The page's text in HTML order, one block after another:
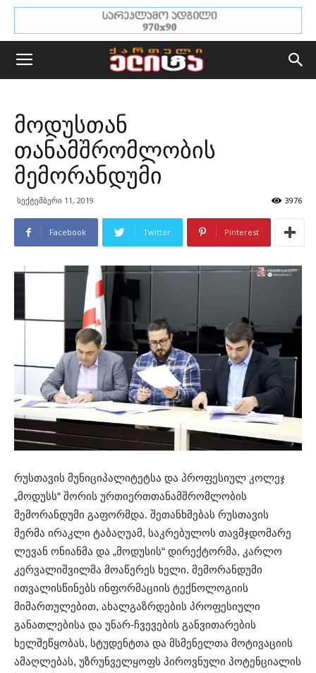
მოდუსთან
თანამშრომლობის
მემორანდუმი
სექტემბერი 11, 2019 3976
Facebook Twitter Pinterest
რუსთავის მუნიციპალიტეტსა და პროფესიულ კოლეჯ
„მოდუსს“ შორის ურთიერთთანამშრომლობის
მემორანდუმი გაფორმდა. შეთანხმებას რუსთავის
მერმა ირაკლი ტაბაღუამ, საკრებულოს თავმჯდომარე
ლევან ონიანმა და „მოდუსის“ დირექტორმა, კარლო
კერვალიშვილმა მოაწერეს ხელი. მემორანდუმი
ითვალისწინებს ინფორმაციის ტექნოლოგიის
მიმართულებით, ახალგაზრდების პროფესიული
განათლებისა და უნარ-ჩვევების განვითარების
ხელშეწყობას, სტუდენტთა და მსმენელთა მოტივაციის
ამაღლებას, უზრუნველყოფს პიროვნული პოტენციალის